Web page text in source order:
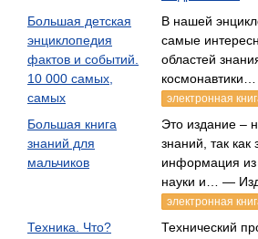
Большая детская
энциклопедия
фактов и событий.
10 000 самых,
самых
В нашей
самые
областей
электронная
Большая книга
знаний для
мальчиков
Это издание –
знаний, так как
информация из
науки и… —
электронная
Техника. Что?
Технический